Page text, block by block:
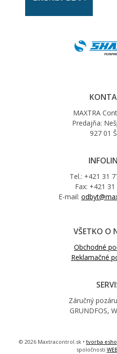
MAXTRA
Predajňa:
927 01
Tel.: +421 31
Fax: +421
E-mail:
VŠETKO O
Obchodné
Reklamačné
Záručný
GRUNDFOS,
© 2026 Maxtracontrol.sk • tvorba
spoločnosti